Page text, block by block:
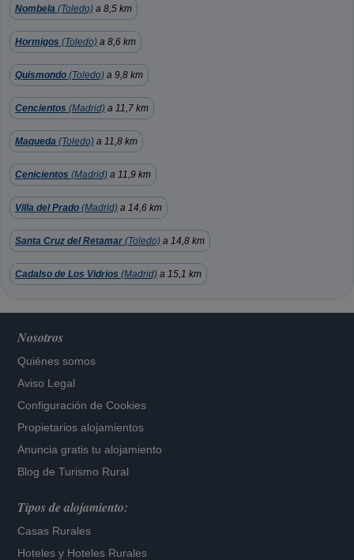
Nombela (Toledo) a 8,5 km
Hormigos (Toledo) a 8,6 km
Quismondo (Toledo) a 9,8 km
Cencientos (Madrid) a 11,7 km
Maqueda (Toledo) a 11,8 km
Cenicientos (Madrid) a 11,9 km
Villa del Prado (Madrid) a 14,6 km
Santa Cruz del Retamar (Toledo) a 14,8 km
Cadalso de Los Vidrios (Madrid) a 15,1 km
Nosotros
Quiénes somos
Aviso Legal
Configuración de Cookies
Propietarios alojamientos
Anuncia gratis tu alojamiento
Blog de Turismo Rural
Tipos de alojamiento:
Casas Rurales
Hoteles y Hoteles Rurales